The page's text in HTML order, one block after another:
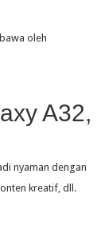
oleh
A32,
nyaman dengan
kreatif, dll.